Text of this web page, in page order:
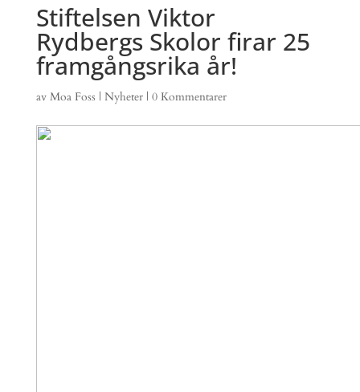
Stiftelsen Viktor
Rydbergs Skolor firar 25
framgångsrika år!
av Moa Foss | Nyheter| 0 Kommentarer